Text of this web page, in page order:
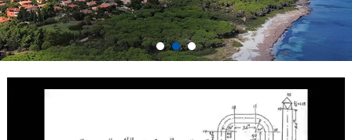
約
下
載